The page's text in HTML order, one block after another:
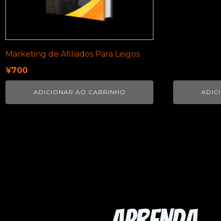
Marketing de Afiliados Para Leigos
¥700
ADICIONAR AO CARRINHO